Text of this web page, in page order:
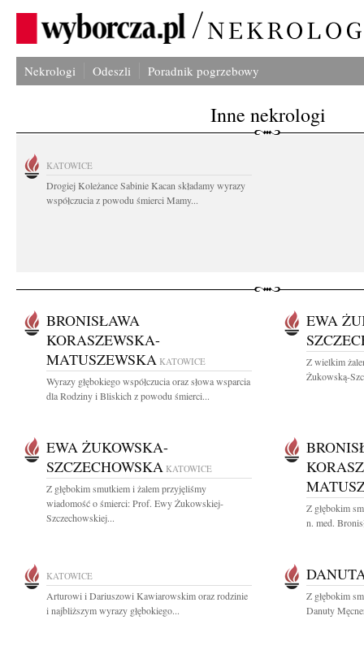
Nekrologi Odeszli Poradnik pogrzebowy
Inne nekrologi
KATOWICE
Drogiej Koleżance Sabinie Kacan składamy wyrazy
współczucia z powodu śmierci Mamy...
BRONISŁAWA
KORASZEWSKA-
MATUSZEWSKA KATOWICE
Wyrazy głębokiego współczucia oraz słowa wsparcia
dla Rodziny i Bliskich z powodu śmierci...
EWA
Z wielkim
Żukowską-
EWA ŻUKOWSKA-
SZCZECHOWSKA KATOWICE
Z głębokim smutkiem i żalem przyjęliśmy
wiadomość o śmierci: Prof. Ewy Żukowskiej-
Szczechowskiej...
Z głębokim
n. med.
KATOWICE
Arturowi i Dariuszowi Kawiarowskim oraz rodzinie
i najbliższym wyrazy głębokiego...
Z głębokim
Danuty